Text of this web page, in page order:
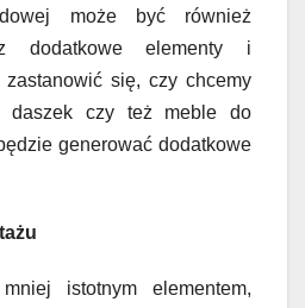
może być również
dodatkowe elementy i
zastanowić się, czy chcemy
daszek czy też meble do
generować dodatkowe
istotnym elementem,